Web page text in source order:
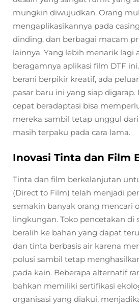
mungkin diwujudkan. Orang
mengaplikasikannya pada
dinding, dan berbagai macam
lainnya. Yang lebih menarik lagi
beragamnya aplikasi film DTF
berani berpikir kreatif, ada
pasar baru ini yang siap digarap.
cepat beradaptasi bisa
mereka sambil tetap unggul
masih terpaku pada cara lama.
Inovasi Tinta dan Film
Tinta dan film berkelanjutan
(Direct to Film) telah menjadi
semakin banyak orang mencari
lingkungan. Toko pencetakan di
beralih ke bahan yang dapat
dan tinta berbasis air karena
polusi sambil tetap
pada kain. Beberapa alternatif
bahkan memiliki sertifikasi
organisasi yang diakui,